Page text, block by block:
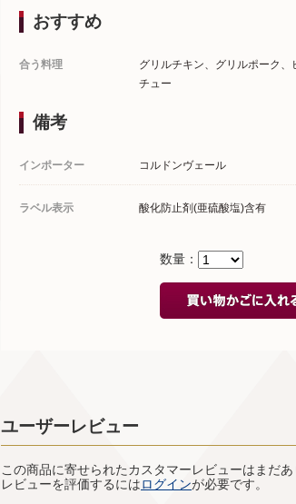
おすすめ
合う料理
グリルチキン、グリルポーク、
チュー
備考
インポーター コルドンヴェール
ラベル表示 酸化防止剤(亜硫酸塩)含有
数量：
ユーザーレビュー
この商品に寄せられたカスタマーレビューはまだあ
レビューを評価するにはログインが必要です。